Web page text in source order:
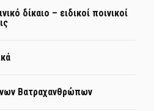
δίκαιο – ειδικοί ποινικοί
Βατραχανθρώπων